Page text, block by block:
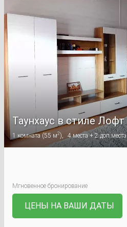
Таунхаус в стиле Лофт
1 комната(55 м2 ), 4места +2доп.места
Мгновенное бронирование
ЦЕНЫ НА ВАШИ ДАТЫ